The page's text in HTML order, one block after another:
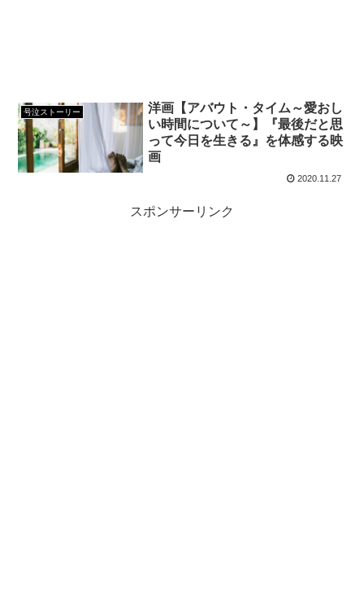
号泣ストーリー
洋画【アバウト・タイム～愛おし
い時間について～】『最後だと思
って今日を生きる』を体感する映
画
2020.11.27
スポンサーリンク